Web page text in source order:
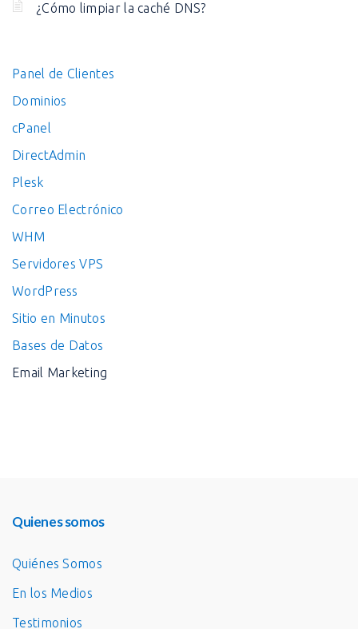
¿Cómo limpiar la caché DNS?
Panel de Clientes
Dominios
cPanel
DirectAdmin
Plesk
Correo Electrónico
WHM
Servidores VPS
WordPress
Sitio en Minutos
Bases de Datos
Email Marketing
Quienes somos
Quiénes Somos
En los Medios
Testimonios